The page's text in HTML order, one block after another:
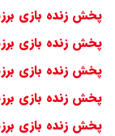
پخش زنده بازی
پخش زنده بازی
پخش زنده بازی
پخش زنده بازی
پخش زنده بازی